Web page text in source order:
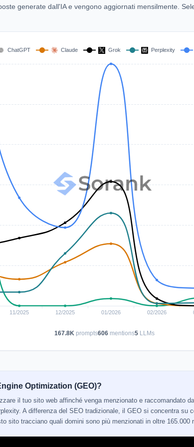
generate dall'IA e vengono aggiornati mensilmente.
167.8Kprompts606mentions5LLMs
Optimization (GEO)?
il tuo sito web affinché venga menzionato e raccomandato
A differenza del SEO tradizionale, il GEO si concentra su
sito tracciano quali domini sono più menzionati in oltre 165.000